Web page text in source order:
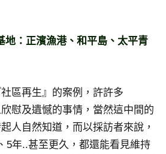
地：正濱漁港、和平島、太平青
區再生』的案例，許許多
慰及遺憾的事情，當然這中間的
人自然知道，而以採訪者來說，
5年..甚至更久，都還能看見維持